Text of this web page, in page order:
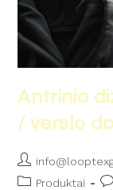
Antrinio
/ verslo
Produktai